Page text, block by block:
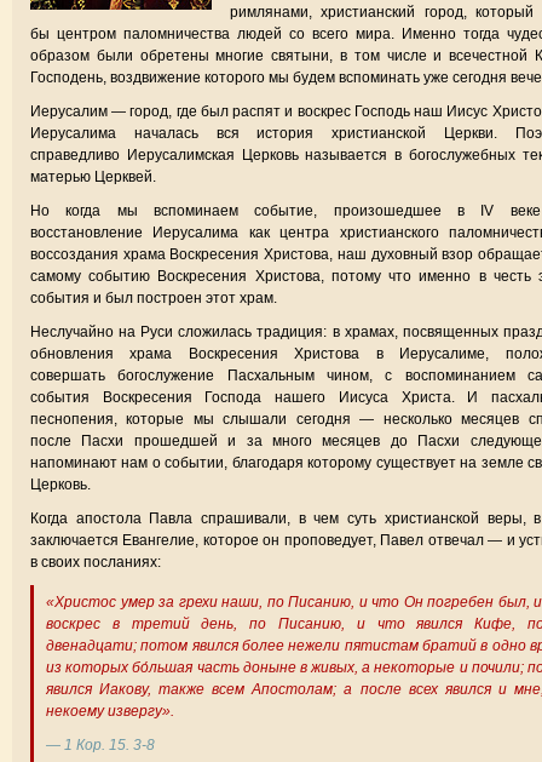
римлянами, христианский город, который
бы центром паломничества людей со всего мира. Именно тогда
образом были обретены многие святыни, в том числе и всечестной
Господень, воздвижение которого мы будем вспоминать уже сегодня
Иерусалим — город, где был распят и воскрес Господь наш Иисус
Иерусалима началась вся история христианской Церкви.
справедливо Иерусалимская Церковь называется в богослужебных
матерью Церквей.
Но когда мы вспоминаем событие, произошедшее в IV
восстановление Иерусалима как центра христианского
воссоздания храма Воскресения Христова, наш духовный взор
самому событию Воскресения Христова, потому что именно в честь
события и был построен этот храм.
Неслучайно на Руси сложилась традиция: в храмах, посвященных
обновления храма Воскресения Христова в Иерусалиме,
совершать богослужение Пасхальным чином, с воспоминанием
события Воскресения Господа нашего Иисуса Христа. И
песнопения, которые мы слышали сегодня — несколько месяцев
после Пасхи прошедшей и за много месяцев до Пасхи
напоминают нам о событии, благодаря которому существует на земле
Церковь.
Когда апостола Павла спрашивали, в чем суть христианской веры,
заключается Евангелие, которое он проповедует, Павел отвечал — и
в своих посланиях:
«Христос умер за грехи наши, по Писанию, и что Он погребен был,
воскрес в третий день, по Писанию, и что явился Кифе,
двенадцати; потом явился более нежели пятистам братий в одно
из которых бо́льшая часть доныне в живых, а некоторые и почили;
явился Иакову, также всем Апостолам; а после всех явился и
некоему извергу».
— 1 Кор. 15. 3-8